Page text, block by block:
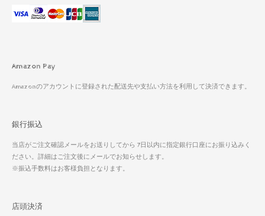
Amazon Pay
Amazonのアカウントに登録された配送先や支払い方法を利用して決済できます。
銀行振込
当店がご注文確認メールをお送りしてから 7日以内に指定銀行口座にお振り込みく
ださい。詳細はご注文後にメールでお知らせします。
※振込手数料はお客様負担となります。
店頭決済